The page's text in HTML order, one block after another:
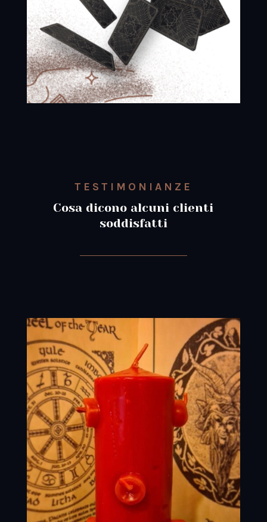
TESTIMONIANZE
Cosa dicono alcuni clienti
soddisfatti